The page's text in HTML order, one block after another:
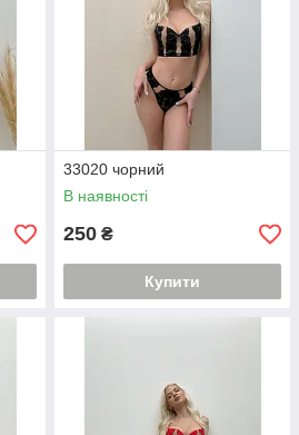
33020 чорний
В наявності
250 ₴
Купити